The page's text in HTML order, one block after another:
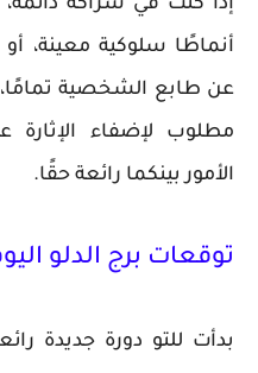
إذا كنت في شراكة
أنماطًا سلوكية معينة،
عن طابع الشخصية
مطلوب لإضفاء الإثارة
الأمور بينكما رائعة حقًا.
توقعات برج الدلو
بدأت للتو دورة جديدة